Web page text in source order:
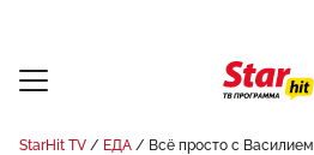
StarHit TV ЕДА
Всё просто с